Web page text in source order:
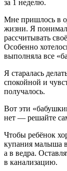
за 1 неделю.
Мне пришлось в
жизни. Я
рассчитывать
Особенно
выполняла все
Я старалась
спокойной и
получалось.
Вот эти
нет — решайте
Чтобы ребёнок
купания малыша
а в ведра.
в канализацию.